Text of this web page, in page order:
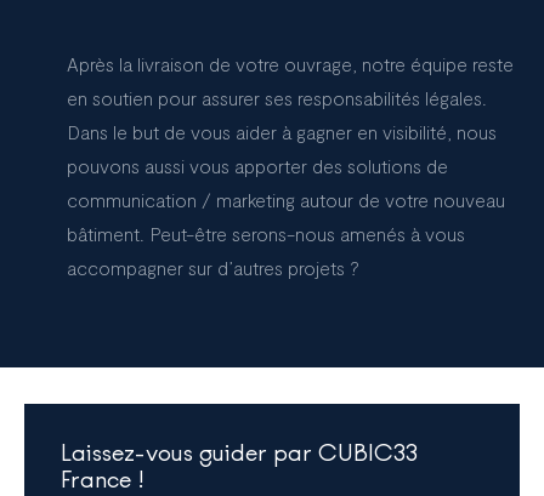
Après la livraison de votre ouvrage, notre équipe reste
en soutien pour assurer ses responsabilités légales.
Dans le but de vous aider à gagner en visibilité, nous
pouvons aussi vous apporter des solutions de
communication / marketing autour de votre nouveau
bâtiment. Peut-être serons-nous amenés à vous
accompagner sur d’autres projets ?
Laissez-vous guider par CUBIC33
France !